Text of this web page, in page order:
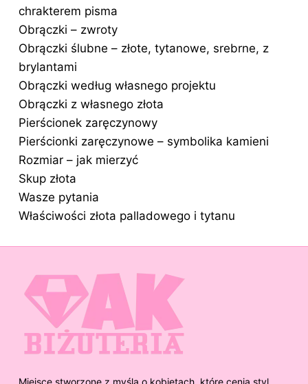
chrakterem pisma
Obrączki – zwroty
Obrączki ślubne – złote, tytanowe, srebrne, z
brylantami
Obrączki według własnego projektu
Obrączki z własnego złota
Pierścionek zaręczynowy
Pierścionki zaręczynowe – symbolika kamieni
Rozmiar – jak mierzyć
Skup złota
Wasze pytania
Właściwości złota palladowego i tytanu
Miejsce stworzone z myślą o kobietach, które cenią styl,